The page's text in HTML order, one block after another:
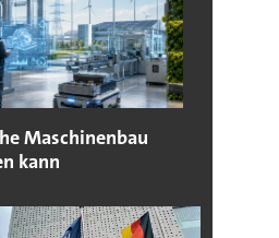
Maschinenbau
kann